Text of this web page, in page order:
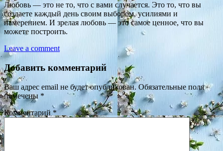
Любовь — это не то, что с вами случается. Это то, что вы
создаете каждый день своим выбором, усилиями и
намерением. И зрелая любовь — это самое ценное, что вы
можете построить.
Leave a comment
Добавить комментарий
Ваш адрес email не будет опубликован. Обязательные поля
помечены *
Комментарий *